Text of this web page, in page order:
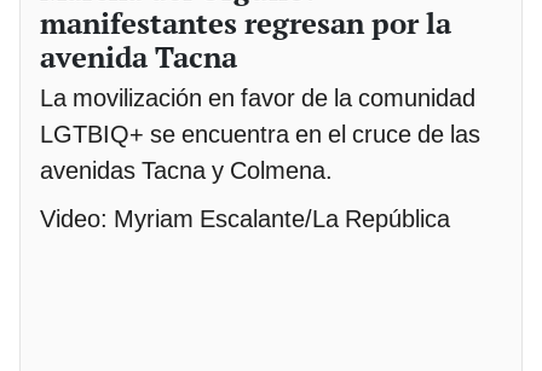
manifestantes regresan por la
avenida Tacna
La movilización en favor de la comunidad
LGTBIQ+ se encuentra en el cruce de las
avenidas Tacna y Colmena.
Video: Myriam Escalante/La República